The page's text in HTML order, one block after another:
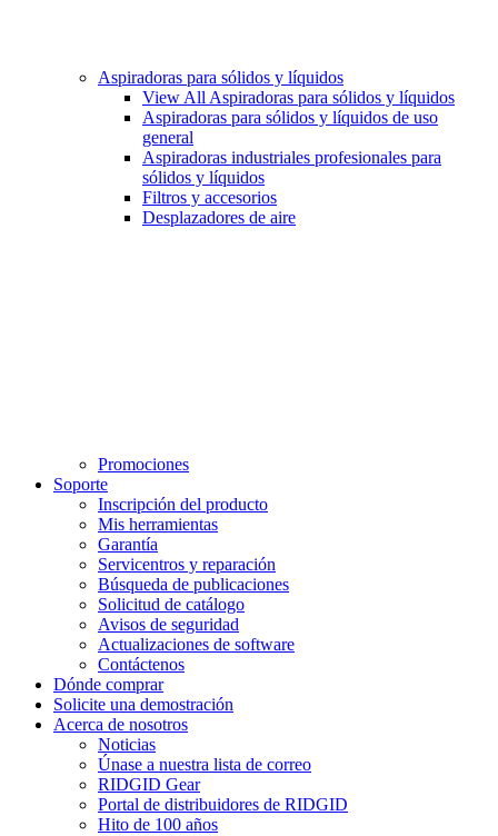
Aspiradoras para sólidos y líquidos
View All Aspiradoras para sólidos y líquidos
Aspiradoras para sólidos y líquidos de uso
general
Aspiradoras industriales profesionales para
sólidos y líquidos
Filtros y accesorios
Desplazadores de aire
Promociones
Soporte
Inscripción del producto
Mis herramientas
Garantía
Servicentros y reparación
Búsqueda de publicaciones
Solicitud de catálogo
Avisos de seguridad
Actualizaciones de software
Contáctenos
Dónde comprar
Solicite una demostración
Acerca de nosotros
Noticias
Únase a nuestra lista de correo
RIDGID Gear
Portal de distribuidores de RIDGID
Hito de 100 años